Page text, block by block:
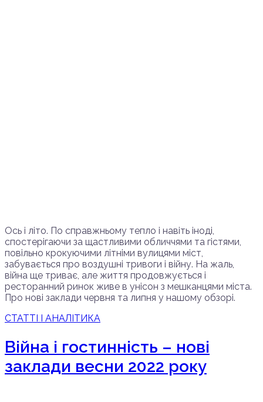
Ось і літо. По справжньому тепло і навіть іноді,
спостерігаючи за щастливими обличчями та гістями,
повільно крокуючими літніми вулицями міст,
забувається про воздушні тривоги і війну. На жаль,
війна ще триває, але життя продовжується і
ресторанний ринок живе в унісон з мешканцями міста.
Про нові заклади червня та липня у нашому обзорі.
СТАТТІ І АНАЛІТИКА
Війна і гостинність – нові
заклади весни 2022 року